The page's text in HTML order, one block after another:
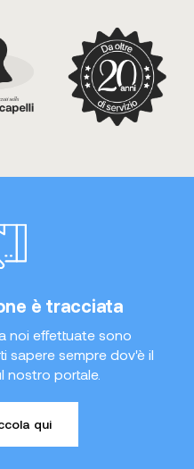
è tracciata
noi effettuate sono
sapere sempre dov'è il
nostro portale.
qui